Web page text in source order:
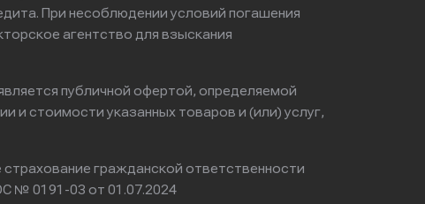
При несоблюдении условий погашения
агентство для взыскания
публичной офертой, определяемой
и стоимости указанных товаров и (или) услуг,
гражданской ответственности
№ 0191-03 от 01.07.2024